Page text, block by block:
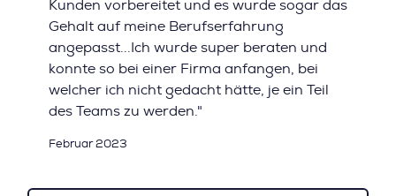
Kunden vorbereitet und es wurde sogar das
Gehalt auf meine Berufserfahrung
angepasst...Ich wurde super beraten und
konnte so bei einer Firma anfangen, bei
welcher ich nicht gedacht hätte, je ein Teil
des Teams zu werden."
Februar 2023